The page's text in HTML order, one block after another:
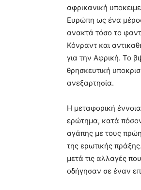
αφρικανική
Ευρώπη ως ένα
ανακτά τόσο το
Κόνραντ και
για την Αφρική. Το
θρησκευτική
ανεξαρτησία.
Η μεταφορική
ερώτημα, κατά πόσον
αγάπης με τους
της ερωτικής
μετά τις αλλαγές
οδήγησαν σε έναν